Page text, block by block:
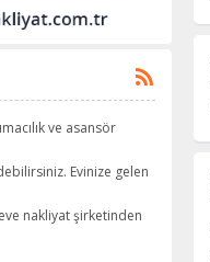
ve asansör
Evinize gelen
nakliyat şirketinden